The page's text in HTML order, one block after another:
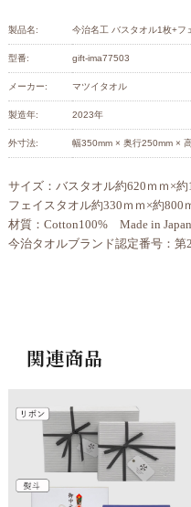
製品名: 今治名工 バスタオル1枚+フ
型番: gift-ima77503
メーカー: マツイタオル
製造年: 2023年
外寸法: 幅350mm × 奥行250mm ×
サイズ：バスタオル約620ｍｍ×約
フェイスタオル約330ｍｍ×約800
材質：Cotton100% Made in Japan.
今治タオルブランド認定番号：第
関連商品